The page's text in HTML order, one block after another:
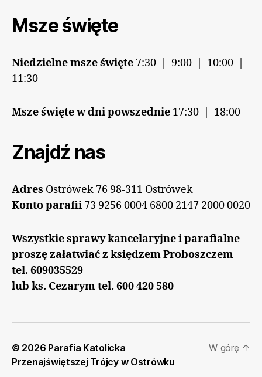
Msze święte
Niedzielne msze święte 7:30 | 9:00 | 10:00 |
11:30
Msze święte w dni powszednie 17:30 | 18:00
Znajdź nas
Adres Ostrówek 76 98-311 Ostrówek
Konto parafii 73 9256 0004 6800 2147 2000 0020
Wszystkie sprawy kancelaryjne i parafialne
proszę załatwiać z księdzem Proboszczem
tel. 609035529
lub ks. Cezarym tel. 600 420 580
© 2026 Parafia Katolicka
Przenajświętszej Trójcy w Ostrówku
W górę ↑